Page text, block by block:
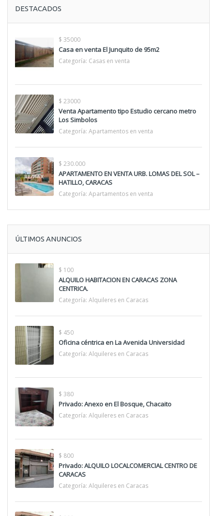
DESTACADOS
$ 35000
Casa en venta El Junquito de 95m2
Categoría: Casas en venta
$ 23000
Venta Apartamento tipo Estudio cercano metro
Los Simbolos
Categoría: Apartamentos en venta
$ 230.000
APARTAMENTO EN VENTA URB. LOMAS DEL SOL –
HATILLO, CARACAS
Categoría: Apartamentos en venta
ÚLTIMOS ANUNCIOS
$ 100
ALQUILO HABITACION EN CARACAS ZONA
CENTRICA.
Categoría: Alquileres en Caracas
$ 450
Oficina céntrica en La Avenida Universidad
Categoría: Alquileres en Caracas
$ 380
Privado: Anexo en El Bosque, Chacaito
Categoría: Alquileres en Caracas
$ 800
Privado: ALQUILO LOCALCOMERCIAL CENTRO DE
CARACAS
Categoría: Alquileres en Caracas